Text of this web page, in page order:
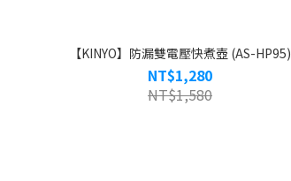
【KINYO】防漏雙電壓快煮壺 (AS-HP95)
NT$1,280
NT$1,580